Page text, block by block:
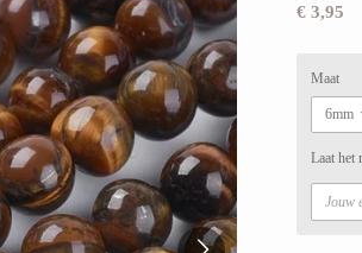
€ 3,95
Maat
Laat het